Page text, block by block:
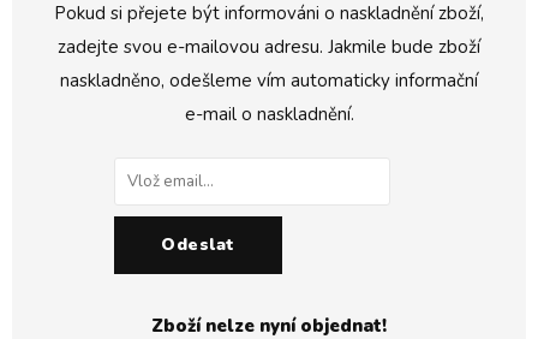
Pokud si přejete být informováni o naskladnění zboží,
zadejte svou e-mailovou adresu. Jakmile bude zboží
naskladněno, odešleme vím automaticky informační
e-mail o naskladnění.
Odeslat
Zboží nelze nyní objednat!